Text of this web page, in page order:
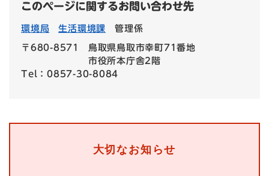
このページに関するお問い合わせ先
環境局 生活環境課 管理係
〒680-8571
鳥取県鳥取市幸町71番地
市役所本庁舎2階
Tel：0857-30-8084
大切なお知らせ